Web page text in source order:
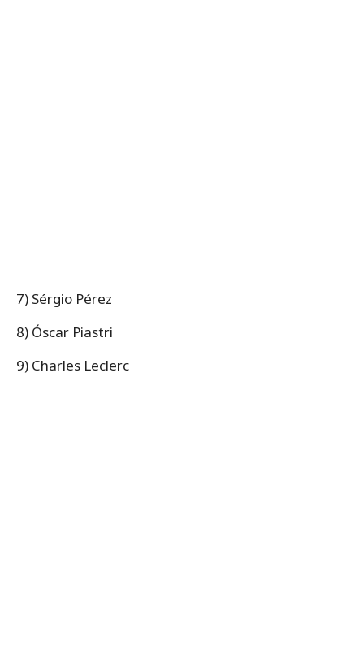
7) Sérgio Pérez
8) Óscar Piastri
9) Charles Leclerc